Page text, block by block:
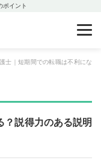
ポイント
士｜短期間での転職は不利にな
？説得力のある説明